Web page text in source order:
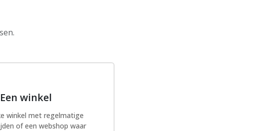
Een winkel
winkel met regelmatige
of een webshop waar